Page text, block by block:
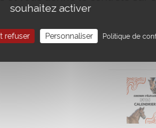
souhaitez activer
refuser Personnaliser Politique de